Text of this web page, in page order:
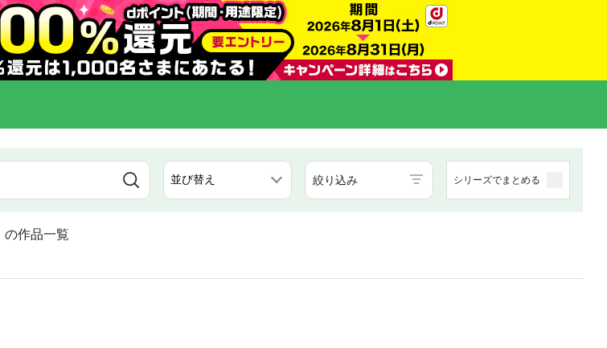
絞り込み シリーズでまとめる
の作品一覧